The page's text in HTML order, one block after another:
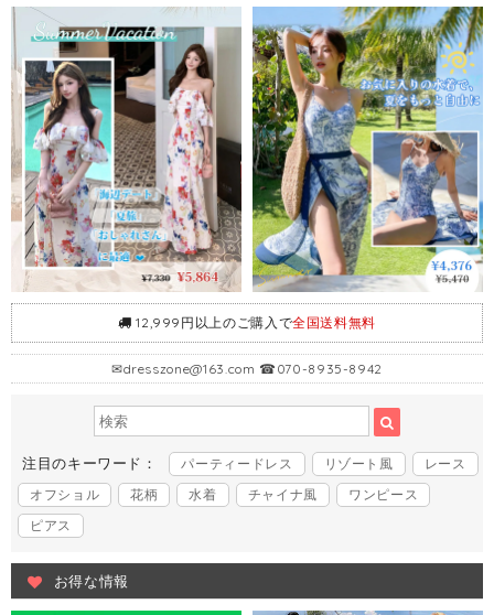
12,999円以上のご購入で全国送料無料
✉dresszone@163.com ☎070-8935-8942
注目のキーワード： パーティードレス リゾート風
レース
オフショル
花柄 水着 チャイナ風
ワンピース
ピアス
お得な情報